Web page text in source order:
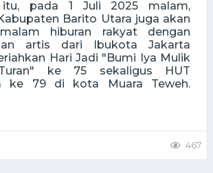
pada 1 Juli 2025 malam,
Barito Utara juga akan
hiburan rakyat dengan
artis dari Ibukota Jakarta
Hari Jadi "Bumi Iya Mulik
ke 75 sekaligus HUT
ke 79 di kota Muara Teweh.
467